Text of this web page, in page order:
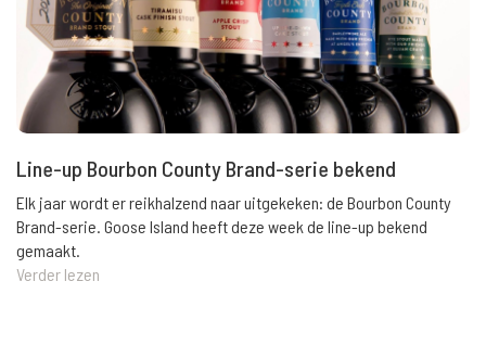
Line-up Bourbon County Brand-serie bekend
Elk jaar wordt er reikhalzend naar uitgekeken: de Bourbon County
Brand-serie. Goose Island heeft deze week de line-up bekend
gemaakt.
Verder lezen